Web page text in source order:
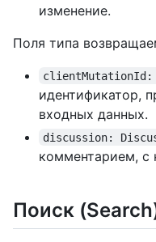
изменение.
Поля типа
идентификатор,
входных данных.
discussion:
комментарием, с
Поиск